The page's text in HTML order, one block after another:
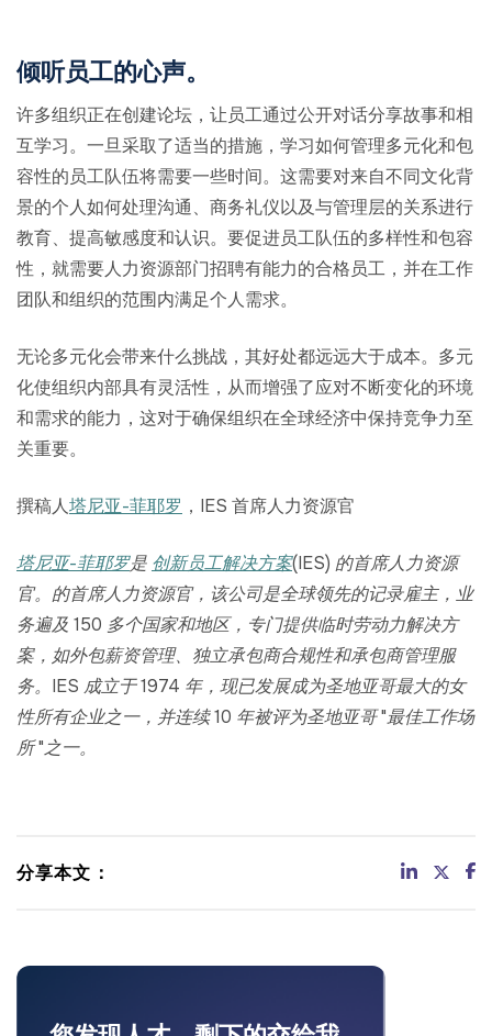
倾听员工的心声。
许多组织正在创建论坛，让员工通过公开对话分享故事和相
互学习。一旦采取了适当的措施，学习如何管理多元化和包
容性的员工队伍将需要一些时间。这需要对来自不同文化背
景的个人如何处理沟通、商务礼仪以及与管理层的关系进行
教育、提高敏感度和认识。要促进员工队伍的多样性和包容
性，就需要人力资源部门招聘有能力的合格员工，并在工作
团队和组织的范围内满足个人需求。
无论多元化会带来什么挑战，其好处都远远大于成本。多元
化使组织内部具有灵活性，从而增强了应对不断变化的环境
和需求的能力，这对于确保组织在全球经济中保持竞争力至
关重要。
撰稿人塔尼亚-菲耶罗 ，IES 首席人力资源官
塔尼亚-菲耶罗是 创新员工解决方案(IES) 的首席人力资源
官。 的首席人力资源官，该公司是全球领先的记录雇主，业
务遍及 150 多个国家和地区，专门提供临时劳动力解决方
案，如外包薪资管理、独立承包商合规性和承包商管理服
务。IES 成立于 1974 年，现已发展成为圣地亚哥最大的女
性所有企业之一，并连续 10 年被评为圣地亚哥 "最佳工作场
所 "之一。
分享本文：